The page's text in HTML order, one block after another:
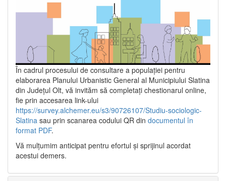
În cadrul procesului de consultare a populaţiei pentru
elaborarea Planului Urbanistic General al Municipiului Slatina
din Județul Olt, vă invităm să completați chestionarul online,
fie prin accesarea link-ului
https://survey.alchemer.eu/s3/90726107/Studiu-sociologic-
Slatina sau prin scanarea codului QR din documentul în
format PDF.
Vă mulţumim anticipat pentru efortul şi sprijinul acordat
acestui demers.